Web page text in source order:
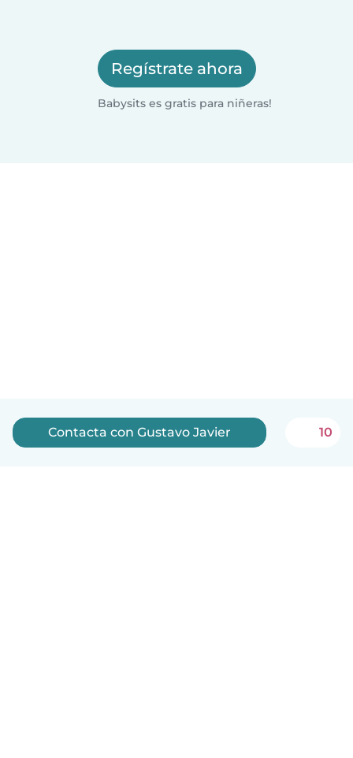
Regístrate ahora
Babysits es gratis para niñeras!
Contacta con Gustavo Javier 10